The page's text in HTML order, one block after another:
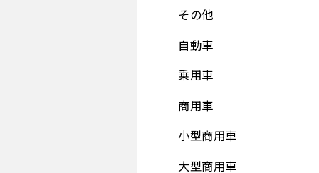
その他
自動車
乗用車
商用車
小型商用車
大型商用車